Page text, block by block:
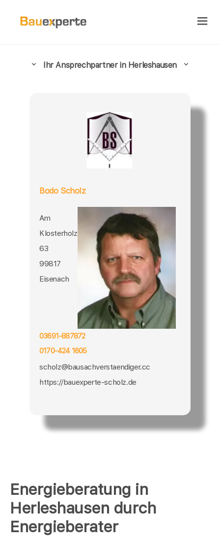
Energieberatung in
Herleshausen durch
Energieberater
Ihr Ansprechpartner in Herleshausen
Bodo Scholz
Am
Klosterholz
63
99817
Eisenach
03691-887872
0170-424 1605
scholz@bausachverstaendiger.cc
https://bauexperte-scholz.de